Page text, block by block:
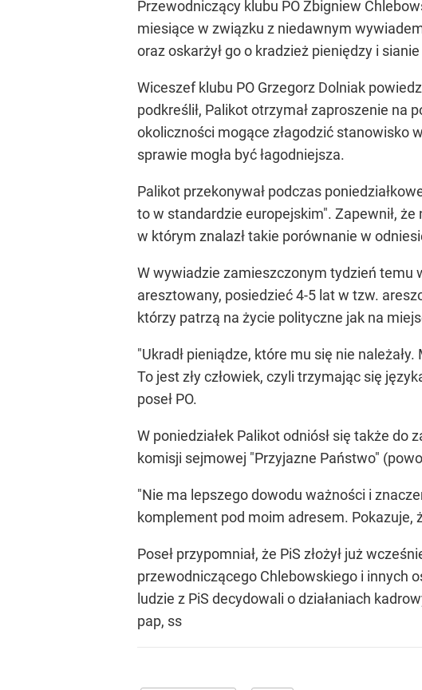
Przewodniczący klubu PO Zbigniew
miesiące w związku z niedawnym
oraz oskarżył go o kradzież pieniędzy i
Wiceszef klubu PO Grzegorz Dolniak
podkreślił, Palikot otrzymał zaproszenie
okoliczności mogące złagodzić stanowisko
sprawie mogła być łagodniejsza.
Palikot przekonywał podczas
to w standardzie europejskim". Zapewnił,
w którym znalazł takie porównanie w
W wywiadzie zamieszczonym tydzień temu
aresztowany, posiedzieć 4-5 lat w tzw.
którzy patrzą na życie polityczne jak na
"Ukradł pieniądze, które mu się nie
To jest zły człowiek, czyli trzymając się
poseł PO.
W poniedziałek Palikot odniósł się także
komisji sejmowej "Przyjazne Państwo"
"Nie ma lepszego dowodu ważności i
komplement pod moim adresem. Pokazuje,
Poseł przypomniał, że PiS złożył już
przewodniczącego Chlebowskiego i innych
ludzie z PiS decydowali o działaniach
pap, ss